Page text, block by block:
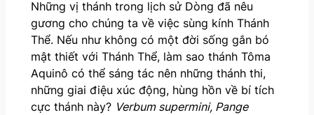
Những vị thánh trong lịch sử Dòng đã nêu
gương cho chúng ta về việc sùng kính Thánh
Thể. Nếu như không có một đời sống gắn bó
mật thiết với Thánh Thể, làm sao thánh Tôma
Aquinô có thể sáng tác nên những thánh thi,
những giai điệu xúc động, hùng hồn về bí tích
cực thánh này? Verbum supermini, Pange